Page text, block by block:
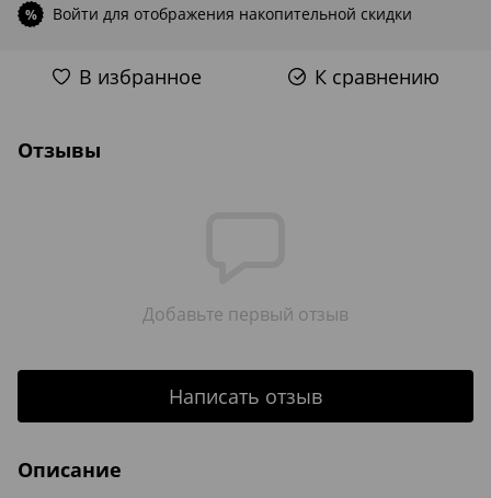
% Войти для отображения накопительной скидки
В избранное К сравнению
Отзывы
Добавьте первый отзыв
Написать отзыв
Описание